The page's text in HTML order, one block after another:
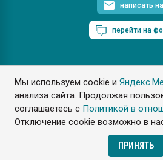
Мы используем cookie и
анализа сайта. Продолжая
соглашаетесь с Политикой в
Отключение cookie возможно в
ПРИНЯТЬ
написать
перейти на
ПластЭксперт © 2006. Все
Разрешается копирование
ссылкой на www.e-
Разработка сайта